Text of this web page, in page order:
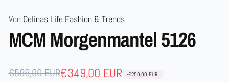
Von Celinas Life Fashion & Trends
MCM Morgenmantel 5126
Normaler
€599,00 EUR
Verkaufspreis€349,00 EUR -€250,00 EUR